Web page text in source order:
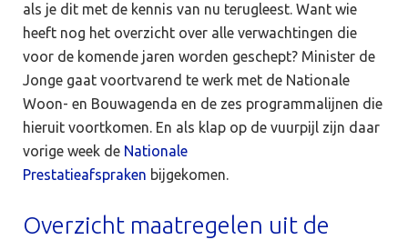
als je dit met de kennis van nu terugleest. Want wie
heeft nog het overzicht over alle verwachtingen die
voor de komende jaren worden geschept? Minister de
Jonge gaat voortvarend te werk met de Nationale
Woon- en Bouwagenda en de zes programmalijnen die
hieruit voortkomen. En als klap op de vuurpijl zijn daar
vorige week de Nationale
Prestatieafspraken bijgekomen.
Overzicht maatregelen uit de